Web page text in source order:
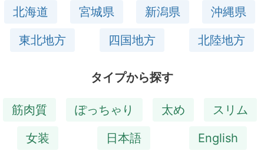
北海道
宮城県 新潟県
沖縄県
東北地方
四国地方 北陸地方
タイプから探す
筋肉質 ぽっちゃり 太め
スリム
女装
日本語 English